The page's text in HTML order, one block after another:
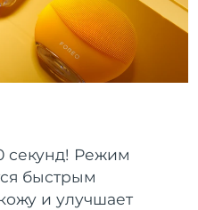
секунд! Режим
быстрым
и улучшает
Ожидаемая дата доставки
8/9/26
Ожидаемая дата доставки
Ожидаемая дата доставки